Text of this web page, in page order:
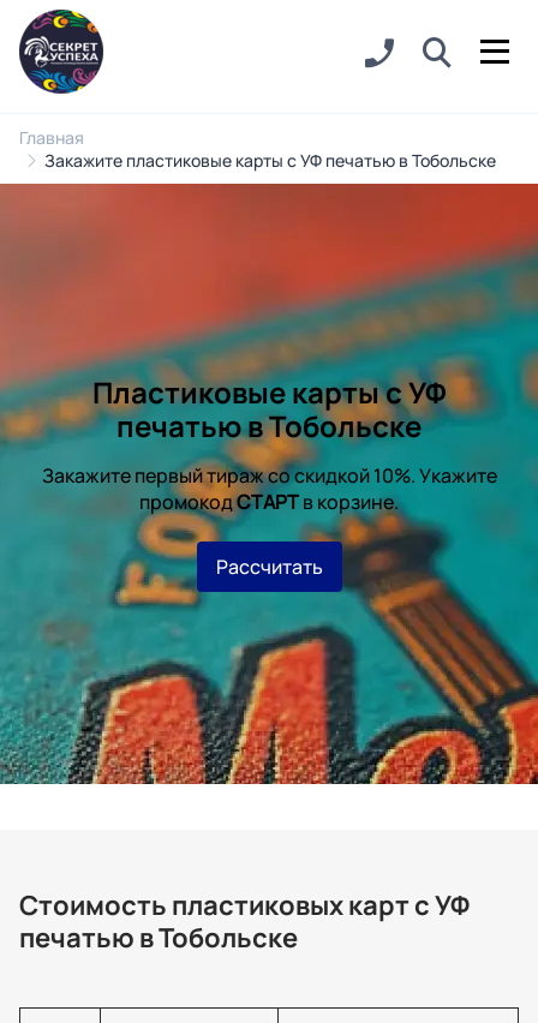
Главная
Закажите пластиковые карты с УФ печатью в Тобольске
Пластиковые карты с УФ
печатью в Тобольске
Закажите первый тираж со скидкой 10%. Укажите
промокодСТАРТв корзине.
Рассчитать
Стоимость пластиковых карт с УФ
печатью в Тобольске